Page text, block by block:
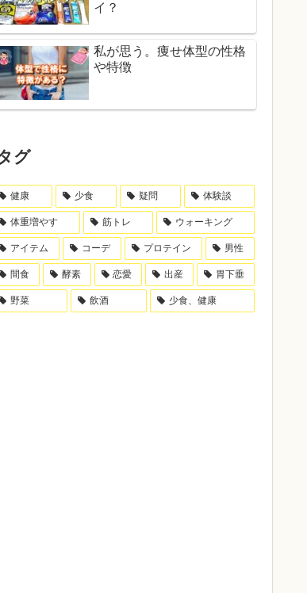
イ？
私が思う。痩せ体型の性格
や特徴
グ
健康 少食 疑問 体験談
体重増やす 筋トレ ウォーキング
アイテム コーデ プロテイン 男性
間食 酵素 恋愛 出産 胃下垂
野菜 飲酒 少食、健康